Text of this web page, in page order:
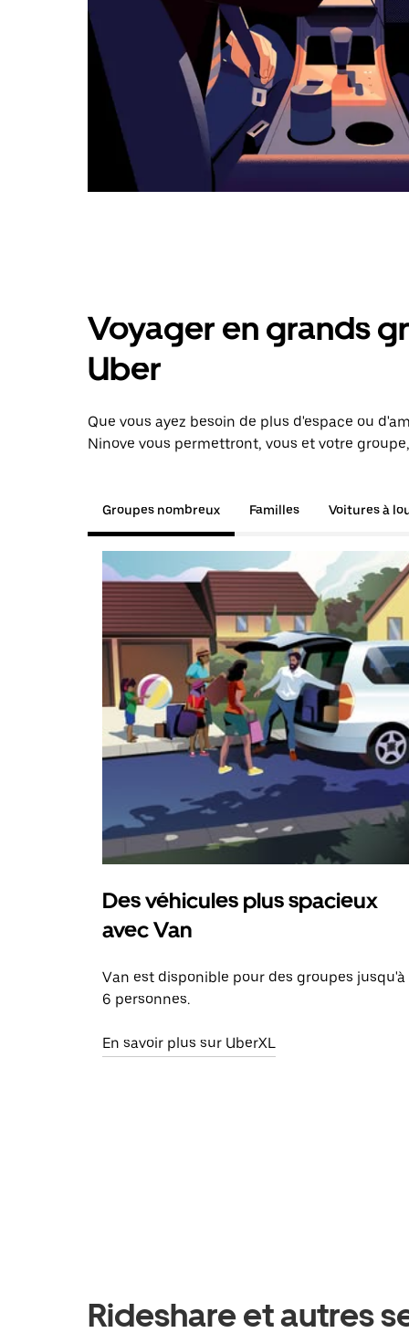
Voyager en grands
Uber
Que vous ayez besoin de plus d'espace ou
Ninove vous permettront, vous et votre
Groupes nombreux Familles Voitures à
Des véhicules plus spacieux
avec Van
Van est disponible pour des groupes jusqu'à
6 personnes.
En savoir plus sur UberXL
Rideshare et autres